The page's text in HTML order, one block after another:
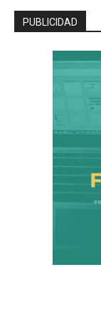
PUBLICIDAD